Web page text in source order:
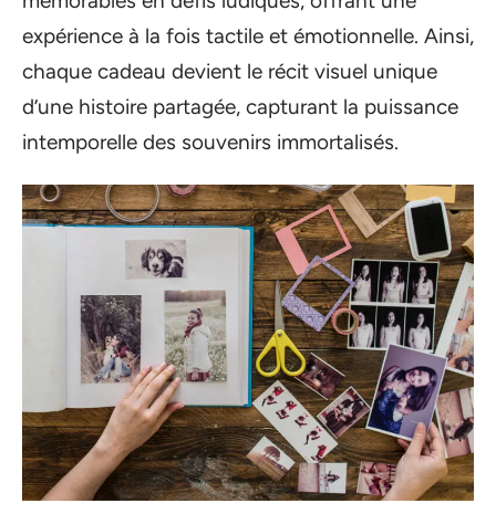
expérience à la fois tactile et émotionnelle. Ainsi,
chaque cadeau devient le récit visuel unique
d’une histoire partagée, capturant la puissance
intemporelle des souvenirs immortalisés.